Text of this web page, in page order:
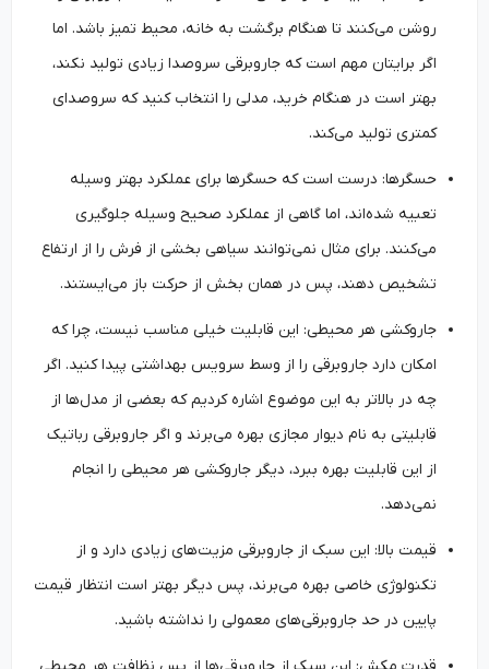
روشن می‌کنند تا هنگام برگشت به خانه، محیط تمیز باشد. اما
اگر برایتان مهم است که جاروبرقی سروصدا زیادی تولید نکند،
بهتر است در هنگام خرید، مدلی را انتخاب کنید که سروصدای
کمتری تولید می‌کند.
حسگرها: درست است که حسگرها برای عملکرد بهتر وسیله
تعبیه شده‌اند، اما گاهی از عملکرد صحیح وسیله جلوگیری
می‌کنند. برای مثال نمی‌توانند سیاهی بخشی از فرش را از ارتفاع
تشخیص دهند، پس در همان بخش از حرکت باز می‌ایستند.
جاروکشی هر محیطی: این قابلیت خیلی مناسب نیست، چرا که
امکان دارد جاروبرقی را از وسط سرویس بهداشتی پیدا کنید. اگر
چه در بالاتر به این موضوع اشاره کردیم که بعضی از مدل‌ها از
قابلیتی به نام دیوار مجازی بهره می‌برند و اگر جاروبرقی رباتیک
از این قابلیت بهره ببرد، دیگر جاروکشی هر محیطی را انجام
نمی‌دهد.
قیمت بالا: این سبک از جاروبرقی مزیت‌های زیادی دارد و از
تکنولوژی خاصی بهره می‌برند، پس دیگر بهتر است انتظار قیمت
پایین در حد جاروبرقی‌های معمولی را نداشته باشید.